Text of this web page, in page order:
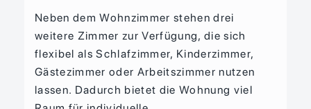
Neben dem Wohnzimmer stehen drei
weitere Zimmer zur Verfügung, die sich
flexibel als Schlafzimmer, Kinderzimmer,
Gästezimmer oder Arbeitszimmer nutzen
lassen. Dadurch bietet die Wohnung viel